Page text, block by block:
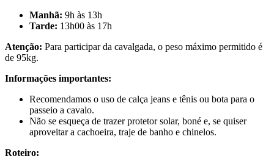
Manhã: 9h às 13h
Tarde: 13h00 às 17h
Atenção: Para participar da cavalgada, o peso máximo permitido é
de 95kg.
Informações importantes:
Recomendamos o uso de calça jeans e tênis ou bota para o
passeio a cavalo.
Não se esqueça de trazer protetor solar, boné e, se quiser
aproveitar a cachoeira, traje de banho e chinelos.
Roteiro: